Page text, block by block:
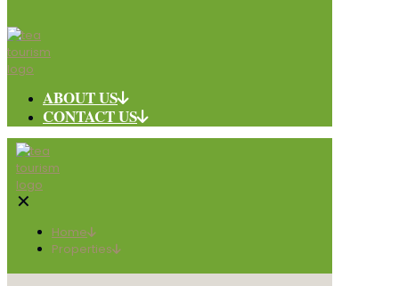
ABOUT US
CONTACT US
✕
Home
Properties